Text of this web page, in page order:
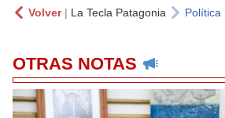
Volver| La Tecla Patagonia Política
OTRAS NOTAS